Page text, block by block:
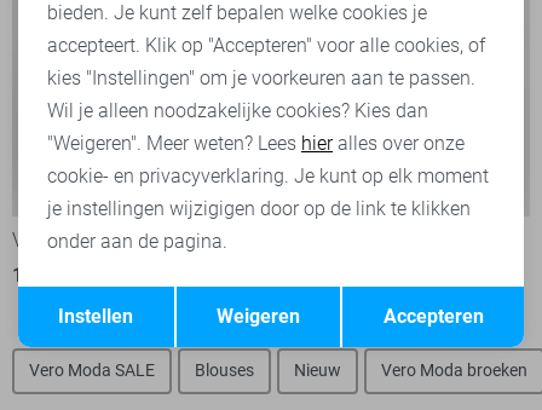
-40%
Vero Moda Vest
15,00
-20%
Vero Moda SALE Blouses Nieuw Vero Moda broeken
Terug Opslaan
bieden. Je kunt zelf bepalen welke cookies je
accepteert. Klik op "Accepteren" voor alle cookies, of
kies "Instellingen" om je voorkeuren aan te passen.
Wil je alleen noodzakelijke cookies? Kies dan
"Weigeren". Meer weten? Lees hieralles over onze
cookie- en privacyverklaring. Je kunt op elk moment
je instellingen wijzigigen door op de link te klikken
onder aan de pagina.
Accepteren
Weigeren
Instellen